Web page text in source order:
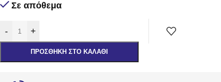
Σε απόθεμα
- +
ΠΡΟΣΘΉΚΗ ΣΤΟ ΚΑΛΆΘΙ